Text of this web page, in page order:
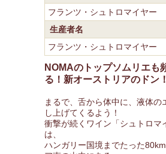
フランツ・シュトロマイヤー
生産者名
フランツ・シュトロマイヤー
NOMAのトップソムリエも
る！新オーストリアのドン！
まるで、舌から体中に、液体の
し上げてくるよう！
衝撃が続くワイン「シュトロマ
は、
ハンガリー国境までたった